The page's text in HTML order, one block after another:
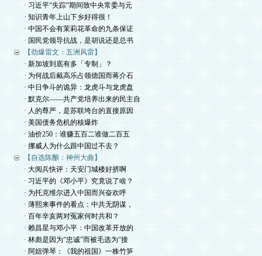
· 习近平“失踪”期间致中央常委与元
· 知识青年上山下乡好得很！
· 中国不会有茉莉花革命的九条保证
· 国民党领导抗战，是胡说还是总书
【劲爆雷文：五洲风雷】
· 新加坡到底有多「专制」？
· 为何战后戴高乐占领德国而蒋介石
· 中日争斗的诡异：龙虎斗与龙虎盘
· 默克尔——共产党培养出来的民主自
· 人的尊严，是苏联垮台的直接原因
· 美国债务危机的核爆炸
· 油价250：谁赚五百二谁做二百五
· 挪威人为什么跟中国过不去？
【自选陈酿：神州大曲】
· 大阅兵快评：天安门城楼好挤啊
· 习近平的《邓小平》究竟说了啥？
· 为托克维尔进入中国而兴奋欢呼
· 薄熙来事件的看点：中共无阴谋，
· 百年辛亥两对冤家何时共和？
· 赖昌星与邓小平：中国改革开放的
· 林彪是因为“忠诚”而被毛选为“接
· 阿妞弹琴：《我的祖国》一株竹笋